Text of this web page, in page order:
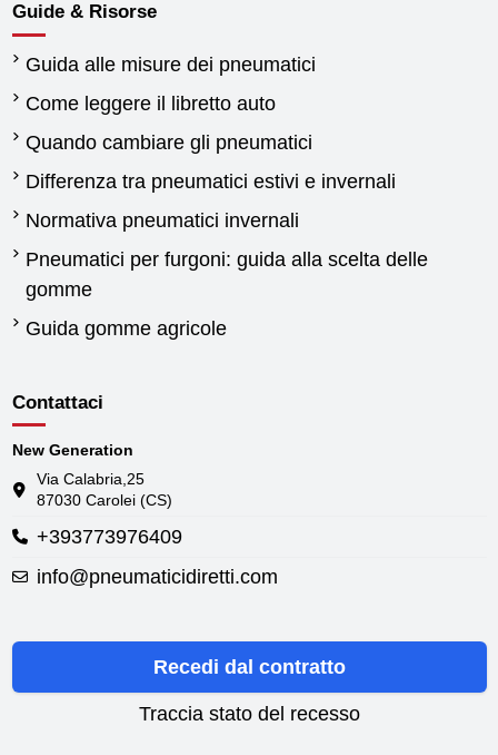
Guide & Risorse
Guida alle misure dei pneumatici
Come leggere il libretto auto
Quando cambiare gli pneumatici
Differenza tra pneumatici estivi e invernali
Normativa pneumatici invernali
Pneumatici per furgoni: guida alla scelta delle
gomme
Guida gomme agricole
Contattaci
New Generation
Via Calabria,25
87030 Carolei (CS)
+393773976409
info@pneumaticidiretti.com
Recedi dal contratto
Traccia stato del recesso